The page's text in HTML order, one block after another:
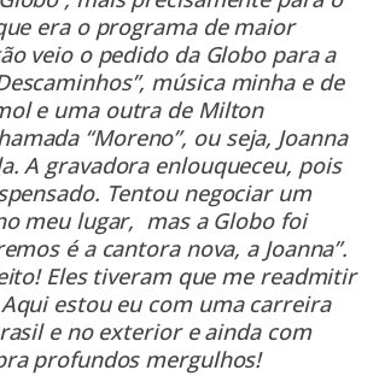
era o programa de maior
veio o pedido da Globo para a
música minha e de
e uma outra de Milton
“Moreno”, ou seja, Joanna
A gravadora enlouqueceu, pois
Tentou negociar um
meu lugar, mas a Globo foi
é a cantora nova, a Joanna”.
Eles tiveram que me readmitir
estou eu com uma carreira
e no exterior e ainda com
profundos mergulhos!